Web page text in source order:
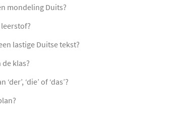
mondeling Duits?
lastige Duitse tekst?
klas?
‘die’ of ‘das’?